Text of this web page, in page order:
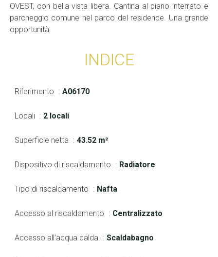
OVEST, con bella vista libera. Cantina al piano interrato e
parcheggio comune nel parco del residence. Una grande
opportunità.
INDICE
Riferimento A06170
Locali 2 locali
Superficie netta 43.52 m²
Dispositivo di riscaldamento Radiatore
Tipo di riscaldamento Nafta
Accesso al riscaldamento Centralizzato
Accesso all'acqua calda Scaldabagno